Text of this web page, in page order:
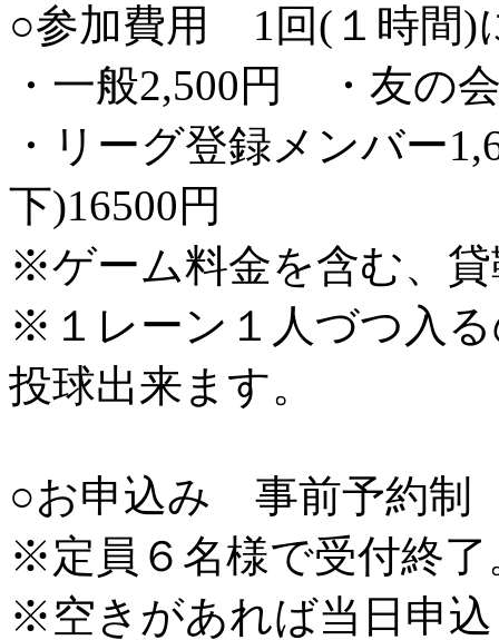
○参加費用 1回(１時間)
・一般2,500円 ・友の
・リーグ登録メンバー
下)16500円
※ゲーム料金を含む、
※１レーン１人づつ入
投球出来ます。
○お申込み 事前予約制
※定員６名様で受付終了
※空きがあれば当日申